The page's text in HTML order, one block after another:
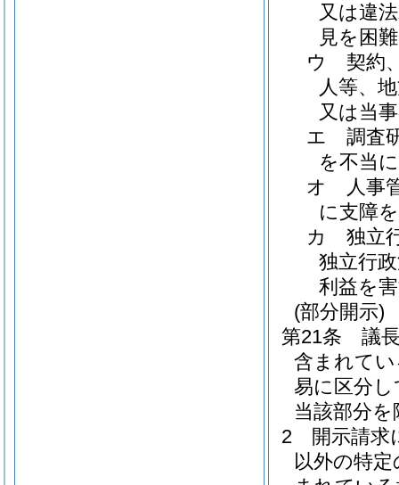
又は違
見を困
ウ
契約
人等、
又は当
エ
調査
を不当
オ
人事
に支障
カ
独立
独立行
利益を
(部分開示)
第21条
議
含まれて
易に区分
当該部分
2
開示請求
以外の特